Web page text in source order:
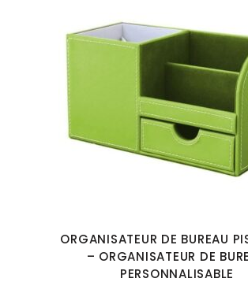
ORGANISATEUR DE BUREAU
– ORGANISATEUR DE
PERSONNALISABLE